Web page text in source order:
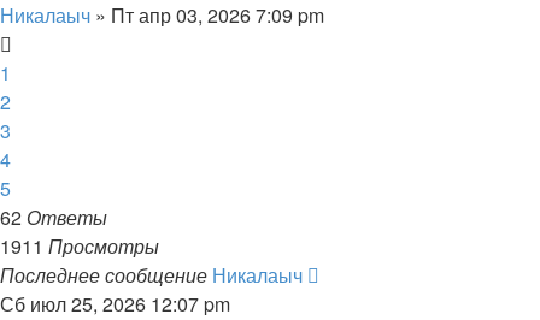
Никалаыч » Пт апр 03, 2026 7:09 pm
1
2
3
4
5
62 Ответы
1911 Просмотры
Последнее сообщение Никалаыч
Сб июл 25, 2026 12:07 pm